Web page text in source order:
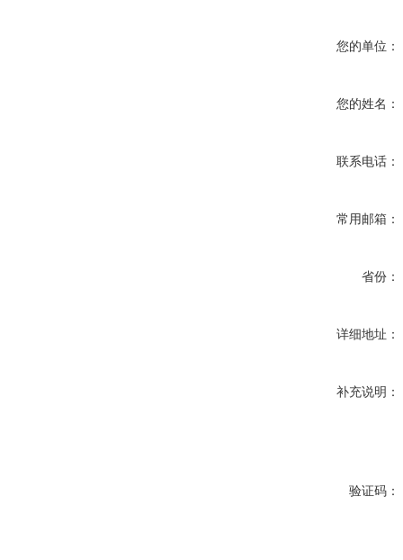
您的单位：
您的姓名：
联系电话：
常用邮箱：
省份：
详细地址：
补充说明：
验证码：